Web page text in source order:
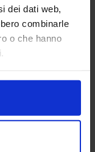
dei dati web,
combinarle
o che hanno